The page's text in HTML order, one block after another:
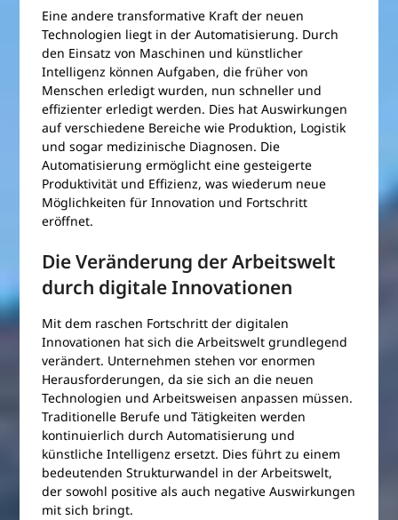
Eine andere transformative Kraft der neuen
Technologien liegt in der Automatisierung. Durch
den Einsatz von Maschinen und künstlicher
Intelligenz können Aufgaben, die früher von
Menschen erledigt wurden, nun schneller und
effizienter erledigt werden. Dies hat Auswirkungen
auf verschiedene Bereiche wie Produktion, Logistik
und sogar medizinische Diagnosen. Die
Automatisierung ermöglicht eine gesteigerte
Produktivität und Effizienz, was wiederum neue
Möglichkeiten für Innovation und Fortschritt
eröffnet.
Die Veränderung der Arbeitswelt
durch digitale Innovationen
Mit dem raschen Fortschritt der digitalen
Innovationen hat sich die Arbeitswelt grundlegend
verändert. Unternehmen stehen vor enormen
Herausforderungen, da sie sich an die neuen
Technologien und Arbeitsweisen anpassen müssen.
Traditionelle Berufe und Tätigkeiten werden
kontinuierlich durch Automatisierung und
künstliche Intelligenz ersetzt. Dies führt zu einem
bedeutenden Strukturwandel in der Arbeitswelt,
der sowohl positive als auch negative Auswirkungen
mit sich bringt.